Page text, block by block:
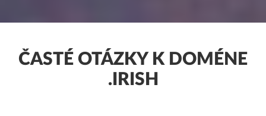
ČASTÉ OTÁZKY K DOMÉNE
.IRISH